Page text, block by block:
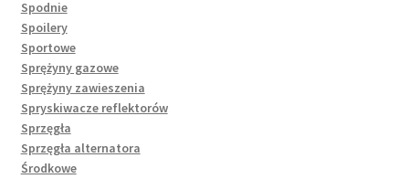
Spodnie
Spoilery
Sportowe
Sprężyny gazowe
Sprężyny zawieszenia
Spryskiwacze reflektorów
Sprzęgła
Sprzęgła alternatora
Środkowe